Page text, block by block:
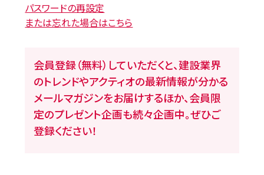
パスワードの再設定
または忘れた場合はこちら
会員登録（無料）していただくと、建設業界
のトレンドやアクティオの最新情報が分かる
メールマガジンをお届けするほか、会員限
定のプレゼント企画も続々企画中。ぜひご
登録ください！